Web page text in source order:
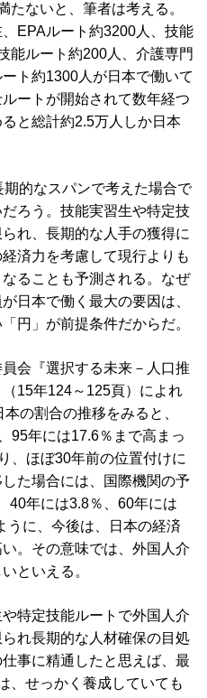
たないと、筆者は考える。
EPAルート約3200人、技能
能ルート約200人、介護専門
ト約1300人が日本で働いて
ートが開始されて数年経つ
と総計約2.5万人しか日本
的なスパンで考えた場合で
ろう。技能実習生や特定技
れ、長期的な人手の獲得に
済力を考慮して現行よりも
ることも予測される。なぜ
日本で働く最大の要因は、
円」が前提条件だからだ。
会『選択する未来－人口推
15年124～125頁）によれ
の割合の推移をみると、
95年には17.6％まで高まっ
、ほぼ30年前の位置付けに
た場合には、国際機関の予
40年には3.8％、60年には
うに、今後は、日本の経済
。その意味では、外国人介
といえる。
特定技能ルートで外国人介
れ長期的な人材確保の目処
事に精通したと思えば、最
、せっかく養成していても